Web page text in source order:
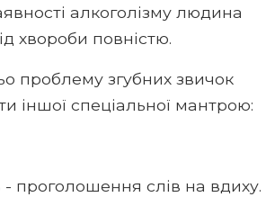
алкоголізму людина
хвороби повністю.
проблему згубних звичок
іншої спеціальної мантрою:
- проголошення слів на вдиху.